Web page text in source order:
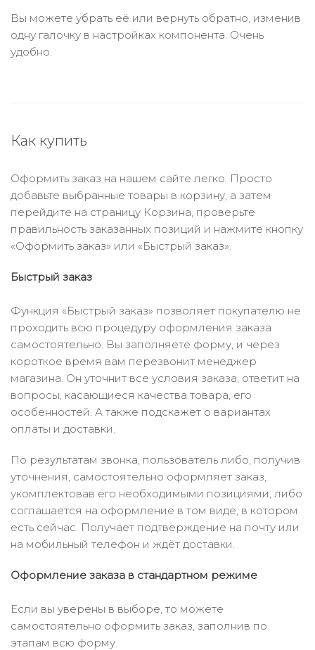
Вы можете убрать её или вернуть обратно, изменив
одну галочку в настройках компонента. Очень
удобно.
Как купить
Оформить заказ на нашем сайте легко. Просто
добавьте выбранные товары в корзину, а затем
перейдите на страницу Корзина, проверьте
правильность заказанных позиций и нажмите кнопку
«Оформить заказ» или «Быстрый заказ».
Быстрый заказ
Функция «Быстрый заказ» позволяет покупателю не
проходить всю процедуру оформления заказа
самостоятельно. Вы заполняете форму, и через
короткое время вам перезвонит менеджер
магазина. Он уточнит все условия заказа, ответит на
вопросы, касающиеся качества товара, его
особенностей. А также подскажет о вариантах
оплаты и доставки.
По результатам звонка, пользователь либо, получив
уточнения, самостоятельно оформляет заказ,
укомплектовав его необходимыми позициями, либо
соглашается на оформление в том виде, в котором
есть сейчас. Получает подтверждение на почту или
на мобильный телефон и ждёт доставки.
Оформление заказа в стандартном режиме
Если вы уверены в выборе, то можете
самостоятельно оформить заказ, заполнив по
этапам всю форму.